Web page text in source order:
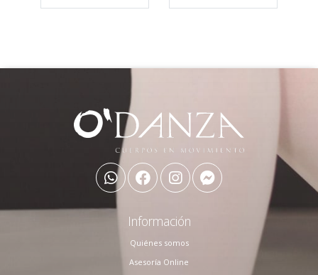
Información
Quiénes somos
Asesoría Online